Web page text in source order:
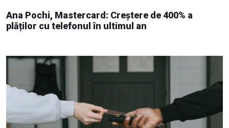
Ana Pochi, Mastercard: Creștere de 400% a
plăților cu telefonul în ultimul an